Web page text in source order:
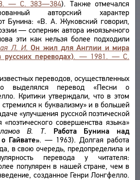
— С. 383—384). Также отмечался
авторский характер
Бунина: «В. А. Жуковский говорил,
— соперник автора иноязычного
эти как нельзя более подходили
Л. И.Он жил для Англии и мира
переводах). — 1981. — С.
переводов, осуществленных
выделялся перевод «Песни о
Критики утверждали, что в этом
к буквализму» и в большей
«улучшения русской поэтической
совершенства языка»
В. Т. Работа Бунина над
Гайвате». — 1963). Долгая работа
в свою очередь, предопределила и
перевода у читателя:
популярен в нашей стране, чем в
созданное Генри Лонгфелло.